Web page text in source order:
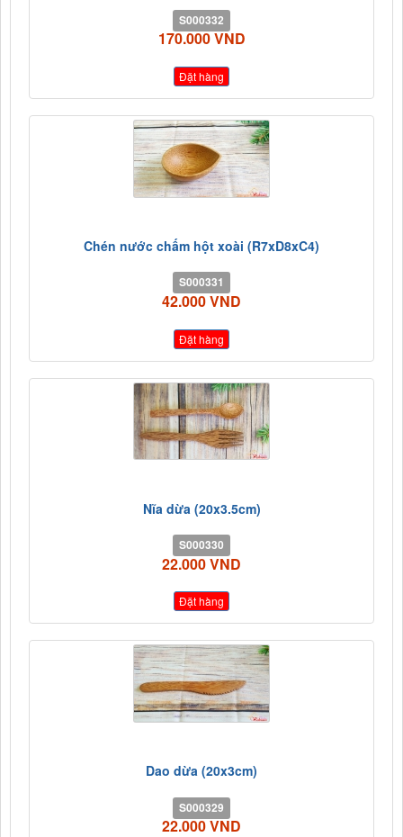
S000332
170.000 VND
Đặt hàng
Chén nước chấm hột xoài (R7xD8xC4)
S000331
42.000 VND
Đặt hàng
Nĩa dừa (20x3.5cm)
S000330
22.000 VND
Đặt hàng
Dao dừa (20x3cm)
S000329
22.000 VND